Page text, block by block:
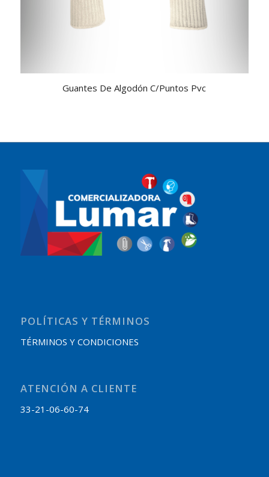
Guantes De Algodón C/Puntos Pvc
POLÍTICAS Y TÉRMINOS
TÉRMINOS Y CONDICIONES
ATENCIÓN A CLIENTE
33-21-06-60-74